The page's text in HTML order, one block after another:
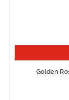
Golden